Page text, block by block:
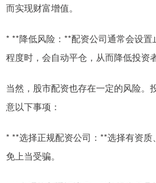
而实现财富增值。
* **降低风险：**配资公司通常会设
程度时，会自动平仓，从而降低投资
当然，股市配资也存在一定的风险。
意以下事项：
* **选择正规配资公司：**选择有资
免上当受骗。